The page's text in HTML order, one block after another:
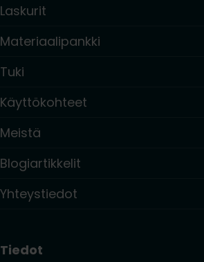
Laskurit
Materiaalipankki
Tuki
Käyttökohteet
Meistä
Blogiartikkelit
Yhteystiedot
Tiedot